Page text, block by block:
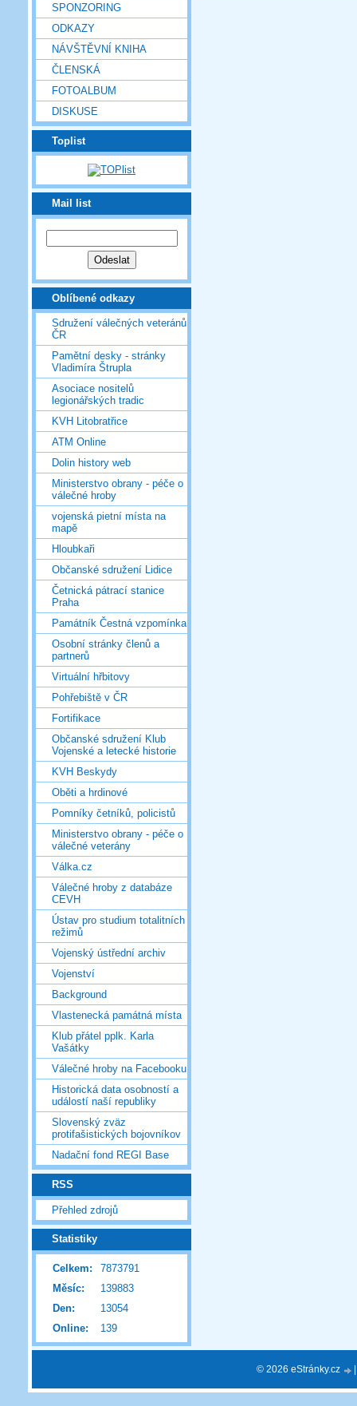
SPONZORING
ODKAZY
NÁVŠTĚVNÍ KNIHA
ČLENSKÁ
FOTOALBUM
DISKUSE
Toplist
Mail list
Oblíbené odkazy
Sdružení válečných veteránů
ČR
Pamětní desky - stránky
Vladimíra Štrupla
Asociace nositelů
legionářských tradic
KVH Litobratřice
ATM Online
Dolin history web
Ministerstvo obrany - péče o
válečné hroby
vojenská pietní místa na
mapě
Hloubkaři
Občanské sdružení Lidice
Četnická pátrací stanice
Praha
Památník Čestná vzpomínka
Osobní stránky členů a
partnerů
Virtuální hřbitovy
Pohřebiště v ČR
Fortifikace
Občanské sdružení Klub
Vojenské a letecké historie
KVH Beskydy
Oběti a hrdinové
Pomníky četníků, policistů
Ministerstvo obrany - péče o
válečné veterány
Válka.cz
Válečné hroby z databáze
CEVH
Ústav pro studium totalitních
režimů
Vojenský ústřední archiv
Vojenství
Background
Vlastenecká památná místa
Klub přátel pplk. Karla
Vašátky
Válečné hroby na Facebooku
Historická data osobností a
událostí naší republiky
Slovenský zväz
protifašistických bojovníkov
Nadační fond REGI Base
RSS
Přehled zdrojů
Statistiky
Online: 139
Celkem:
7873791
Měsíc:
139883
Den:
13054
© 2026 eStránky.cz